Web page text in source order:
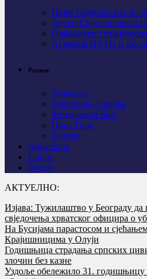
Први Свјeтски рат и
Други Свјетски рат и
Одбрамбено
Агресија НАТО и
Регион
Хрватска
Република Српска
Федерација БиХ
Црна Гора
Остало
Дијаспора
Спорт
Видео
АКТУЕЛНО:
Изјава: Тужилаштво у Београду да
свједочења хрватског официра о
На Бусијама парастосом и
Крајишницима у Олуји
Годишњица страдања српских
злочин без казне
Уздоље обележило 31. годишњицу